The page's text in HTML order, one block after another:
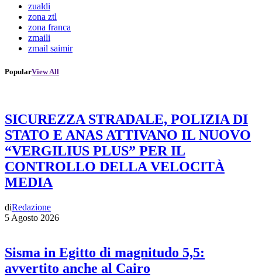
zualdi
zona ztl
zona franca
zmaili
zmail saimir
PopularView All
SICUREZZA STRADALE, POLIZIA DI
STATO E ANAS ATTIVANO IL NUOVO
“VERGILIUS PLUS” PER IL
CONTROLLO DELLA VELOCITÀ
MEDIA
diRedazione
5 Agosto 2026
Sisma in Egitto di magnitudo 5,5:
avvertito anche al Cairo